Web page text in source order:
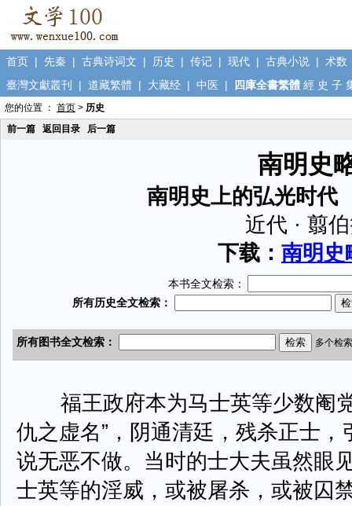
首页 | 先秦 | 古典诗词文 | 历史 | 传记 | 现代 | 古典小说 | 术数
臺灣文獻叢刊
| 道藏繁體 | 大藏经 | 中医 | 四庫全書繁體 經 史 子
您的位置 ： 首页 > 历史
前一篇
返回目录 后一篇
南明史
南明史上的弘光时
近代 · 翦
下载： 南明
本书全文检索：
福王政府本为马士英等少数阉党
仇之虚名”，阴通清廷，残杀正士
说无恶不做。当时的士大夫虽然眼
士英等的淫威，或被屠杀，或被囚